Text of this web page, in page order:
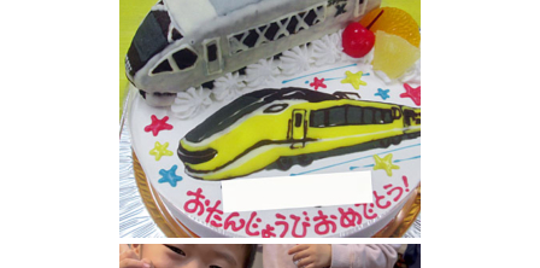
特急スペーシアX 、ドッグエクスプレス イラ